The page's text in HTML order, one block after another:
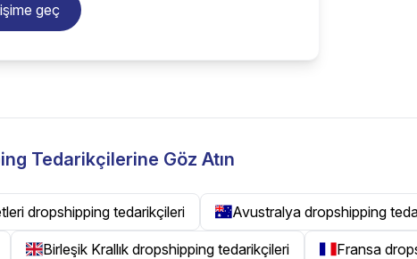
geç
Tedarikçilerine Göz Atın
dropshipping tedarikçileri Avustralya dropshipping
Birleşik Krallık dropshipping tedarikçileri Fransa